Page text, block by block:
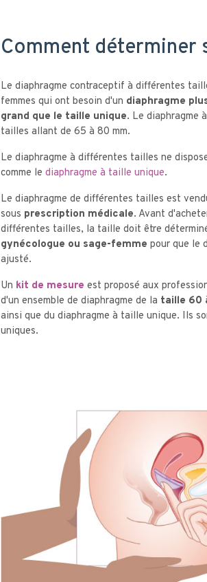
Comment déterminer
Le diaphragme contraceptif à différentes
femmes qui ont besoin d'un diaphragme
grand que le taille unique. Le diaphragme
tailles allant de 65 à 80 mm.
Le diaphragme à différentes tailles ne
comme lediaphragme à taille unique.
Le diaphragme de différentes tailles est
sous prescription médicale. Avant
différentes tailles, la taille doit être
gynécologue ou sage-femme pour que le
ajusté.
Un kit de mesure est proposé aux
d'un ensemble de diaphragme de la taille 60
ainsi que du diaphragme à taille unique. Ils
uniques.